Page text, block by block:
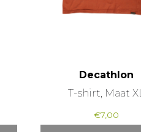
Decathlon
T-shirt, Maat XL
€7,00